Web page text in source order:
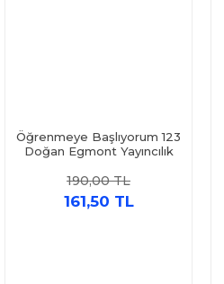
Öğrenmeye Başlıyorum 123
Doğan Egmont Yayıncılık
190,00 TL
161,50 TL